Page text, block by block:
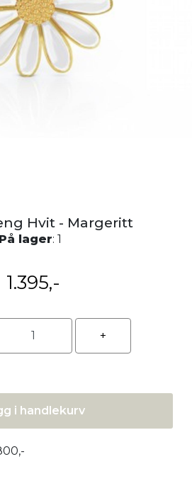
Hvit - Margeritt
På lager: 1
1.395,-
i handlekurv